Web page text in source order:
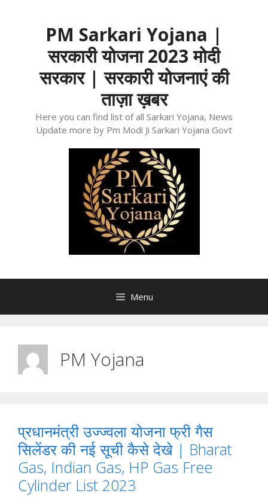
PM Sarkari Yojana |
सरकारी योजना 2023 मोदी
सरकार | सरकारी योजनाएं की
ताज़ा ख़बर
Here you can find list of all Sarkari Yojana, News
Update more by Pm Modi Ji Sarkari Yojana Govt
Menu
PM Yojana
प्रधानमंत्री उज्ज्वला योजना फ्री गैस
सिलेंडर की नई सूची कैसे देखे | Bharat
Gas, Indian Gas, HP Gas Free
Cylinder List 2023